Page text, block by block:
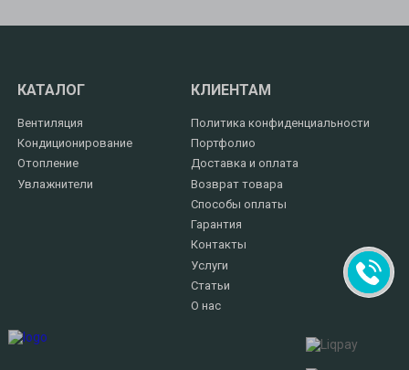
КАТАЛОГ
Вентиляция
Кондиционирование
Отопление
Увлажнители
КЛИЕНТАМ
Политика конфиденциальности
Портфолио
Доставка и оплата
Возврат товара
Способы оплаты
Гарантия
Контакты
Услуги
Статьи
О нас